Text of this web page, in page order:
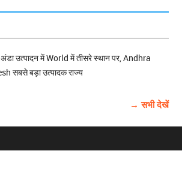
उत्पादन में World में तीसरे स्थान पर, Andhra
सबसे बड़ा उत्पादक राज्य
→ सभी देखें